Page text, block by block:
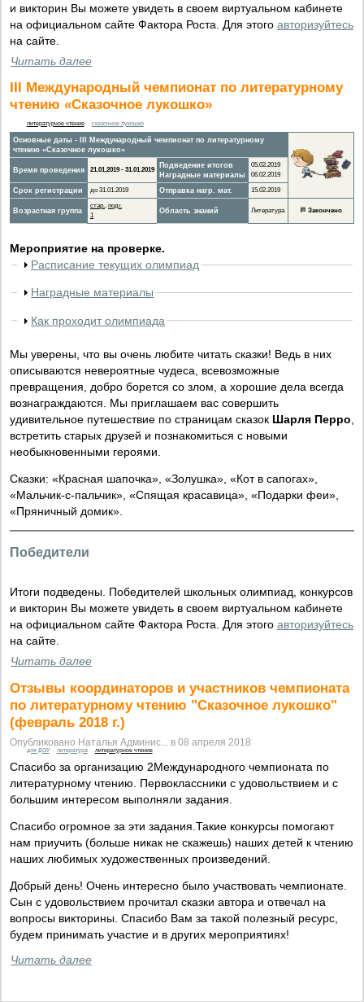
и викторин Вы можете увидеть в своем виртуальном кабинете
на официальном сайте Фактора Роста. Для этого авторизуйтесь
на сайте.
Читать далее
III Международный чемпионат по литературному
чтению «Сказочное лукошко»
литературное чтение сказочное лукошко
Основные даты - III Международный чемпионат по литературному
чтению «Сказочное лукошко»
Время проведения 21.01.2019 - 31.01.2019
Подведение итогов
Наградные материалы
05.02.2019
06.02.2019
Срок регистрации до 31.01.2019 Отправка нагр. мат. 15.02.2019
Возрастная группа
стар., подг.
1
Область знаний Литература 🏁 Закончено
Мероприятие на проверке.
Расписание текущих олимпиад
Наградные материалы
Как проходит олимпиада
Мы уверены, что вы очень любите читать сказки! Ведь в них
описываются невероятные чудеса, всевозможные
превращения, добро борется со злом, а хорошие дела всегда
вознаграждаются. Мы приглашаем вас совершить
удивительное путешествие по страницам сказок Шарля Перро,
встретить старых друзей и познакомиться с новыми
необыкновенными героями.
Сказки: «Красная шапочка», «Золушка», «Кот в сапогах»,
«Мальчик-с-пальчик», «Спящая красавица», «Подарки феи»,
«Пряничный домик».
Победители
Итоги подведены. Победителей школьных олимпиад, конкурсов
и викторин Вы можете увидеть в своем виртуальном кабинете
на официальном сайте Фактора Роста. Для этого авторизуйтесь
на сайте.
Читать далее
Отзывы координаторов и участников чемпионата
по литературному чтению "Сказочное лукошко"
(февраль 2018 г.)
Опубликовано Наталья Админис... в 08 апреля 2018
для ДОУ литература литературное чтение
Спасибо за организацию 2Международного чемпионата по
литературному чтению. Первоклассники с удовольствием и с
большим интересом выполняли задания.
Спасибо огромное за эти задания.Такие конкурсы помогают
нам приучить (больше никак не скажешь) наших детей к чтению
наших любимых художественных произведений.
Добрый день! Очень интересно было участвовать чемпионате.
Сын с удовольствием прочитал сказки автора и отвечал на
вопросы викторины. Спасибо Вам за такой полезный ресурс,
будем принимать участие и в других мероприятиях!
Читать далее